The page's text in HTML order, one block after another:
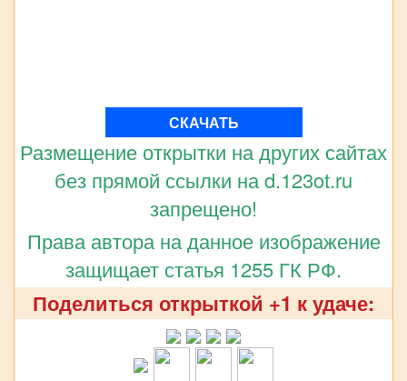
СКАЧАТЬ
Размещение открытки на других сайтах
без прямой ссылки на d.123ot.ru
запрещено!
Права автора на данное изображение
защищает статья 1255 ГК РФ.
Поделиться открыткой +1 к удаче: